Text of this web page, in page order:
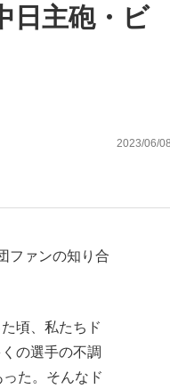
扱いされているのが悲しい
日主砲・ビ
2023/06/08
ファンの知り合
頃、私たちド
の選手の不調
た。そんなド